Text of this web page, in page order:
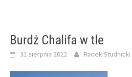
Burdż Chalifa w tle
31 sierpnia 2022 Radek Studnicki